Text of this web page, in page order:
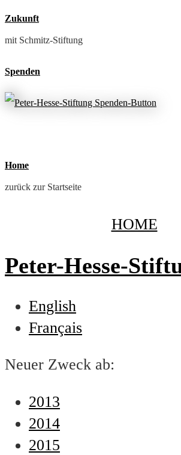
Zukunft
mit Schmitz-Stiftung
Spenden
Home
zurück zur Startseite
HOME
Peter-Hesse-
English
Français
Neuer Zweck ab:
2013
2014
2015